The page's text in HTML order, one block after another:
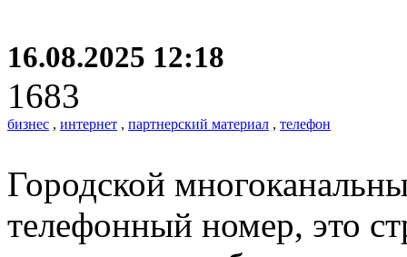
16.08.2025 12:18
1683
бизнес , интернет , партнерский материал , телефон
Городской
телефонный номер, это